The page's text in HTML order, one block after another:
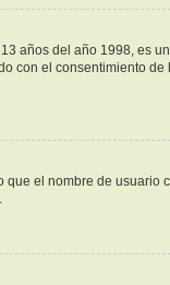
años del año 1998,
con el consentimiento
el nombre de